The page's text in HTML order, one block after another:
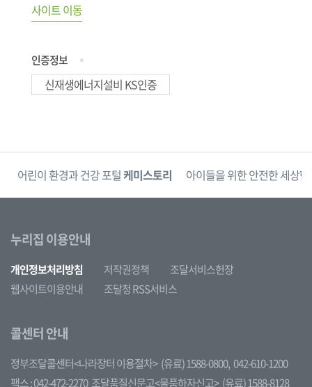
사이트 이동
인증정보
신재생에너지설비 KS인증
어린이 환경과 건강 포털케미스토리 아이들을 위한 안전한 세상
누리집 이용안내
개인정보처리방침 저작권정책
조달서비스헌장
웹사이트이용안내
조달청 RSS서비스
콜센터 안내
정부조달콜센터<나라장터 이용절차> (유료) 1588-0800, 042-610-1200
팩스 : 042-472-2270 조달품질신문고<물품하자신고> (유료) 1588-8128